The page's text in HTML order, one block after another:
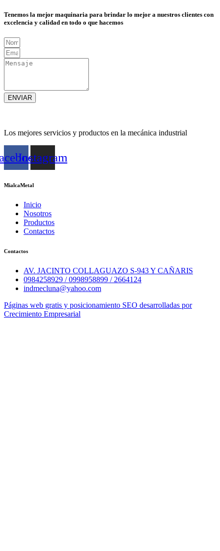
Tenemos la mejor maquinaria para brindar lo mejor a nuestros clientes con
excelencia y calidad en todo o que hacemos
ENVIAR
Los mejores servicios y productos en la mecánica industrial
Instagram
MialcaMetal
Inicio
Nosotros
Productos
Contactos
Contactos
AV. JACINTO COLLAGUAZO S-943 Y CAÑARIS
0984258929 / 0998958899 / 2664124
indmecluna@yahoo.com
Páginas web gratis y posicionamiento SEO desarrolladas por
Crecimiento Empresarial